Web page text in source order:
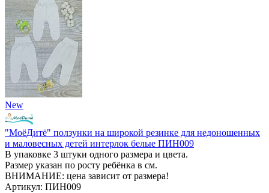
New
"МоёДитё" ползунки на широкой резинке для недоношенных
и маловесных детей интерлок белые ПИН009
В упаковке 3 штуки одного размера и цвета.
Размер указан по росту ребёнка в см.
ВНИМАНИЕ: цена зависит от размера!
Артикул: ПИН009